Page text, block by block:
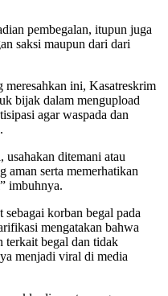
pembegalan, itupun juga
saksi maupun dari dari
meresahkan ini, Kasatreskrim
bijak dalam mengupload
agar waspada dan
ditemani atau
aman serta memerhatikan
imbuhnya.
korban begal pada
mengatakan bahwa
terkait begal dan tidak
menjadi viral di media